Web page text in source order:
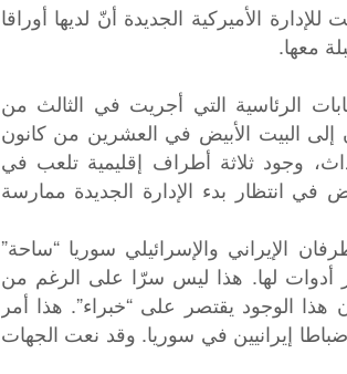
الأميركية الجديدة أنّ لديها أوراقا
معها.
الرئاسية التي أجريت في الثالث من
إلى البيت الأبيض في العشرين من كانون
وجود ثلاثة أطراف إقليمية تلعب في
انتظار بدء الإدارة الجديدة ممارسة
الإيراني والإسرائيلي سوريا “ساحة”
أدوات لها. هذا ليس سرّا على الرغم من
الوجود يقتصر على “خبراء”. هذا أمر
إيرانيين في سوريا. وقد نعت الجهات